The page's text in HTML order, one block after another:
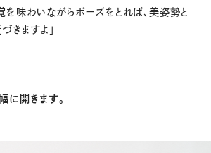
を味わいながらポーズをとれば、美姿勢と
きますよ」
開きます。